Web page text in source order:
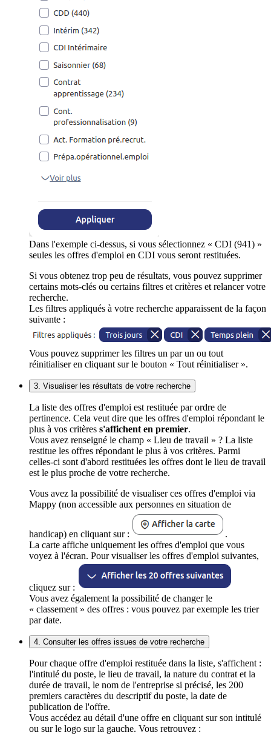
Dans l'exemple ci-dessus, si vous sélectionnez « CDI (941) »
seules les offres d'emploi en CDI vous seront restituées.
Si vous obtenez trop peu de résultats, vous pouvez supprimer
certains mots-clés ou certains filtres et critères et relancer votre
recherche.
Les filtres appliqués à votre recherche apparaissent de la façon
suivante :
Vous pouvez supprimer les filtres un par un ou tout
réinitialiser en cliquant sur le bouton « Tout réinitialiser ».
3. Visualiser les résultats de votre recherche
La liste des offres d'emploi est restituée par ordre de
pertinence. Cela veut dire que les offres d'emploi répondant le
plus à vos critères s'affichent en premier.
Vous avez renseigné le champ « Lieu de travail » ? La liste
restitue les offres répondant le plus à vos critères. Parmi
celles-ci sont d'abord restituées les offres dont le lieu de travail
est le plus proche de votre recherche.
Vous avez la possibilité de visualiser ces offres d'emploi via
Mappy (non accessible aux personnes en situation de
handicap) en cliquant sur :
.
La carte affiche uniquement les offres d'emploi que vous
voyez à l'écran. Pour visualiser les offres d'emploi suivantes,
cliquez sur :
Vous avez également la possibilité de changer le
« classement » des offres : vous pouvez par exemple les trier
par date.
4. Consulter les offres issues de votre recherche
Pour chaque offre d'emploi restituée dans la liste, s'affichent :
l'intitulé du poste, le lieu de travail, la nature du contrat et la
durée de travail, le nom de l'entreprise si précisé, les 200
premiers caractères du descriptif du poste, la date de
publication de l'offre.
Vous accédez au détail d'une offre en cliquant sur son intitulé
ou sur le logo sur la gauche. Vous retrouvez :